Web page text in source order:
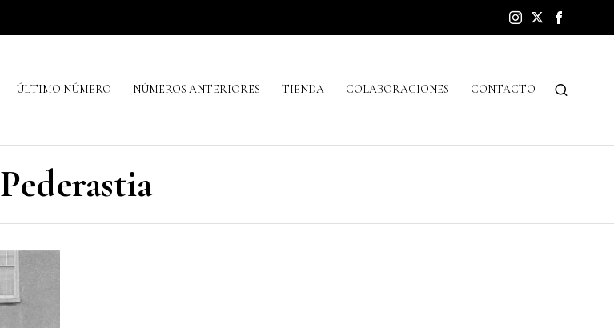
ÚLTIMO NÚMERO NÚMEROS ANTERIORES TIENDA COLABORACIONES CONTACTO
Pederastia